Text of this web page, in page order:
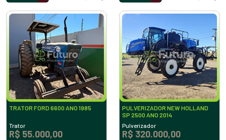
TRATOR FORD 6600 ANO 1985
Trator
R$ 55.000,00
PULVERIZADOR NEW HOLLAND
SP 2500 ANO 2014
Pulverizador
R$ 320.000,00